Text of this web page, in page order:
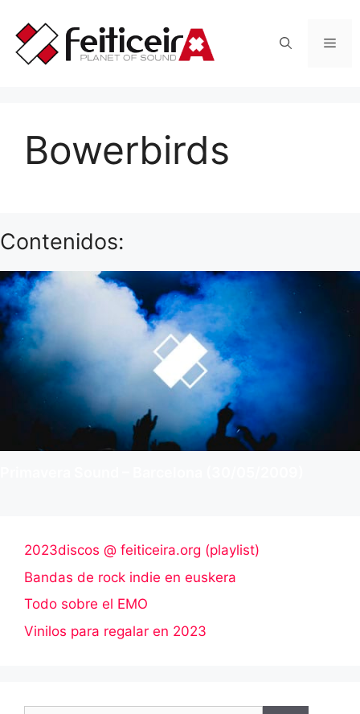
contenido
Bowerbirds
Contenidos:
2023discos @ feiticeira.org (playlist)
Bandas de rock indie en euskera
Todo sobre el EMO
Vinilos para regalar en 2023